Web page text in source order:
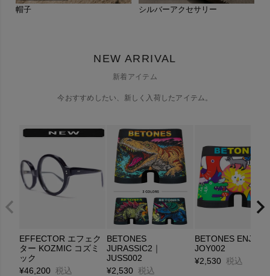
帽子 シルバーアクセサリー
NEW ARRIVAL
新着アイテム
今おすすめしたい、新しく入荷したアイテム。
EFFECTOR エフェク
ター KOZMIC コズミ
ック
¥46,200 税込
BETONES
JURASSIC2｜
JUSS002
¥2,530 税込
BETONES
JOY002
¥2,530 税込